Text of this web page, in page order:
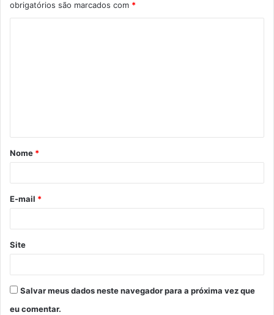
obrigatórios são marcados com *
á
r
*
Nome *
E-mail *
Site
Salvar meus dados neste navegador para a próxima vez que
eu comentar.